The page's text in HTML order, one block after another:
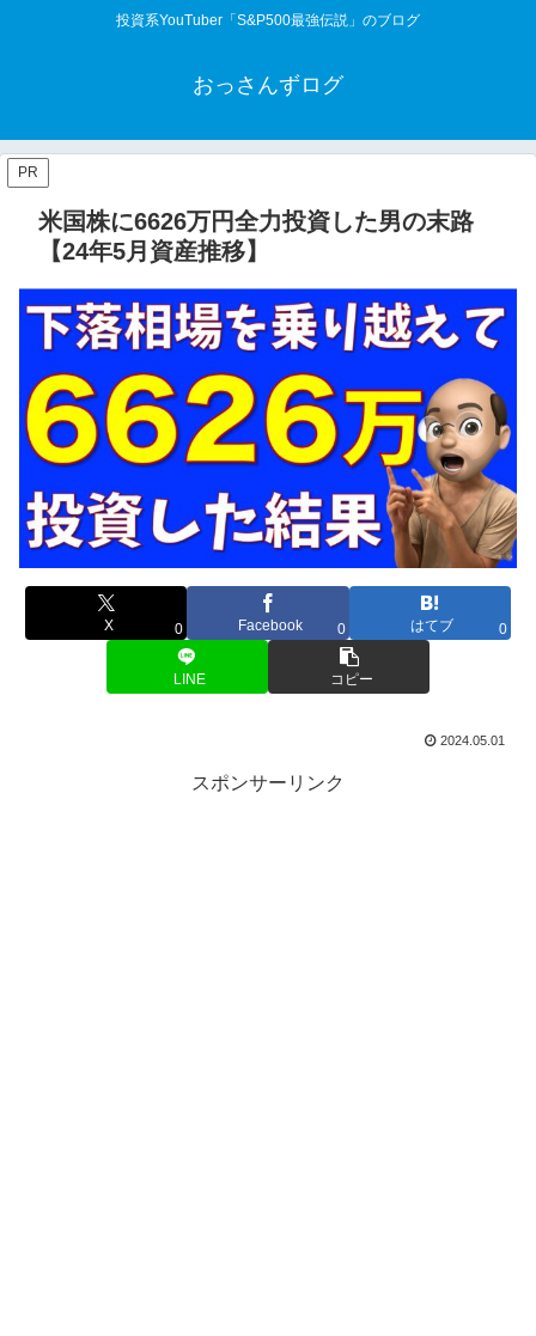
投資系YouTuber「S&P500最強伝説」のブログ
おっさんずログ
PR
米国株に6626万円全力投資した男の末路
【24年5月資産推移】
X 0 Facebook 0 はてブ 0
LINE コピー
2024.05.01
スポンサーリンク